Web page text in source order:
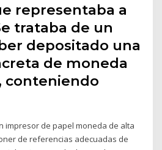
representaba a
trataba de un
depositado una
de moneda
conteniendo
impresor de papel moneda de alta
de referencias adecuadas de